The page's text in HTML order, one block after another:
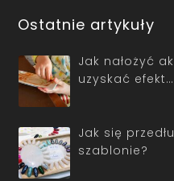
Ostatnie artykuły
Jak nałożyć
uzyskać efekt…
Jak się
szablonie?